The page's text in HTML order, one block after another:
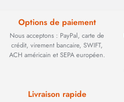
Options de paiement
Nous acceptons : PayPal, carte de
crédit, virement bancaire, SWIFT,
ACH américain et SEPA européen.
Livraison rapide